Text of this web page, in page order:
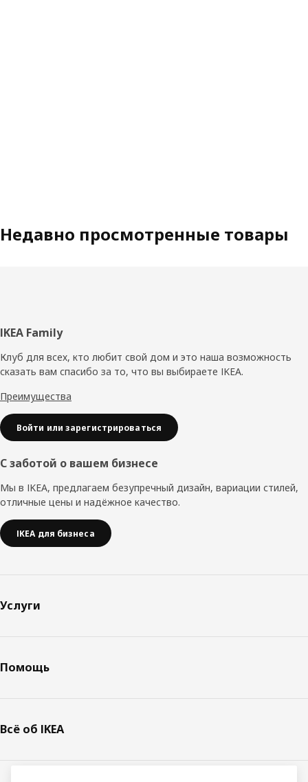
Недавно просмотренные товары
Нижний
колонтитул
IKEA Family
Клуб для всех, кто любит свой дом и это наша возможность
сказать вам спасибо за то, что вы выбираете IKEA.
Преимущества
Войти или зарегистрироваться
С заботой о вашем бизнесе
Мы в IKEA, предлагаем безупречный дизайн, вариации стилей,
отличные цены и надёжное качество.
IKEA для бизнеса
Услуги
Помощь
Всё об IKEA